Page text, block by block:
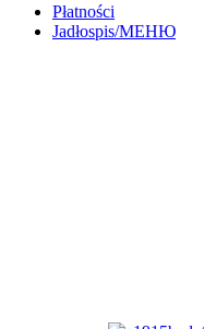
Płatności
Jadłospis/МЕНЮ